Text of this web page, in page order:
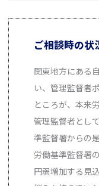
ご相談時の状
関東地方にある
い、管理監督者
ところが、本来
管理監督者とし
準監督署からの
労働基準監督署
円弱増加する見